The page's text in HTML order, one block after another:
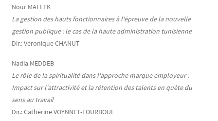
Nour MALLEK
La gestion des hauts fonctionnaires à l'épreuve de la nouvelle
gestion publique : le cas de la haute administration tunisienne
Dir.: Véronique CHANUT
Nadia MEDDEB
Le rôle de la spiritualité dans l'approche marque employeur :
Impact sur l'attractivité et la rétention des talents en quête du
sens au travail
Dir.: Catherine VOYNNET-FOURBOUL